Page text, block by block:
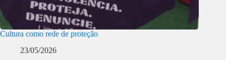
Cultura como rede de proteção
23/05/2026